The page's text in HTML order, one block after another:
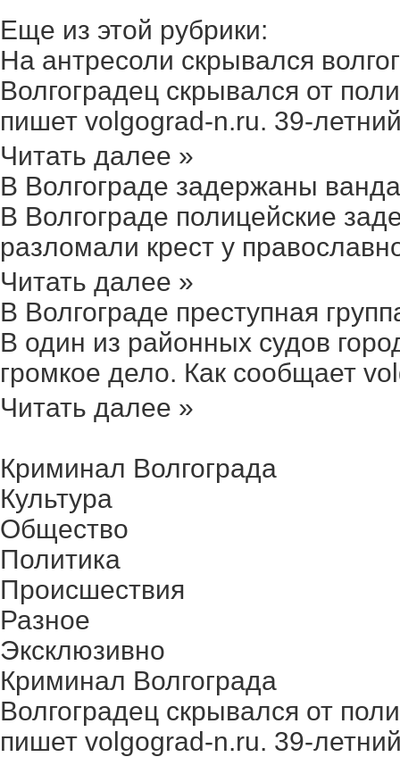
Еще из этой рубрики:
На антресоли скрывался
Волгоградец скрывался от
пишет volgograd-n.ru. 39-
Читать далее »
В Волгограде задержаны
В Волгограде полицейские
разломали крест у
Читать далее »
В Волгограде преступная
В один из районных судов
громкое дело. Как сообщает
Читать далее »
Криминал Волгограда
Культура
Общество
Политика
Происшествия
Разное
Эксклюзивно
Криминал Волгограда
Волгоградец скрывался от
пишет volgograd-n.ru. 39-